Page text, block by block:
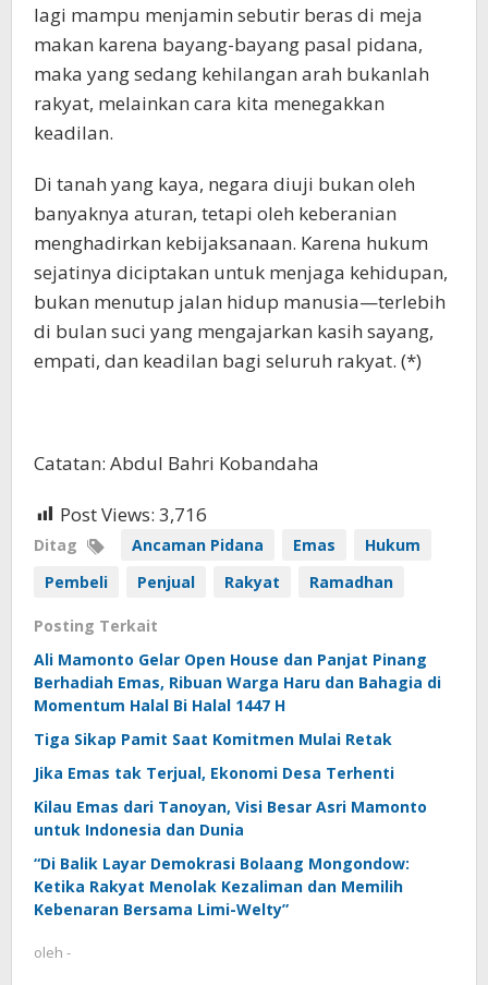
lagi mampu menjamin sebutir beras di meja
makan karena bayang-bayang pasal pidana,
maka yang sedang kehilangan arah bukanlah
rakyat, melainkan cara kita menegakkan
keadilan.
Di tanah yang kaya, negara diuji bukan oleh
banyaknya aturan, tetapi oleh keberanian
menghadirkan kebijaksanaan. Karena hukum
sejatinya diciptakan untuk menjaga kehidupan,
bukan menutup jalan hidup manusia—terlebih
di bulan suci yang mengajarkan kasih sayang,
empati, dan keadilan bagi seluruh rakyat. (*)
Catatan: Abdul Bahri Kobandaha
Post Views: 3,716
Ditag Ancaman Pidana Emas
Hukum
Pembeli
Penjual Rakyat Ramadhan
Posting Terkait
Ali Mamonto Gelar Open House dan Panjat Pinang
Berhadiah Emas, Ribuan Warga Haru dan Bahagia di
Momentum Halal Bi Halal 1447 H
Tiga Sikap Pamit Saat Komitmen Mulai Retak
Jika Emas tak Terjual, Ekonomi Desa Terhenti
Kilau Emas dari Tanoyan, Visi Besar Asri Mamonto
untuk Indonesia dan Dunia
“Di Balik Layar Demokrasi Bolaang Mongondow:
Ketika Rakyat Menolak Kezaliman dan Memilih
Kebenaran Bersama Limi-Welty”
oleh -